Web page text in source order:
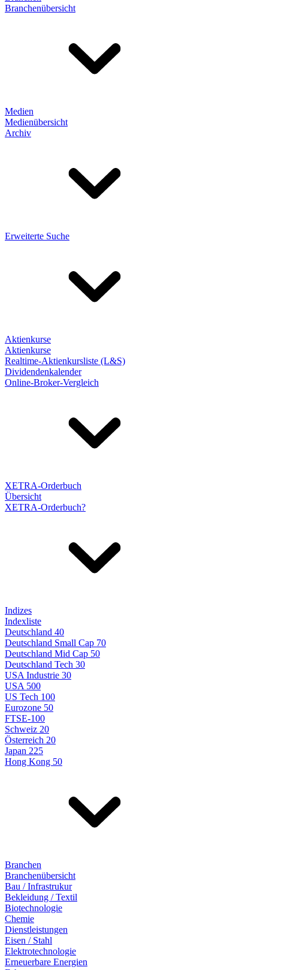
Branchenübersicht
Medien
Medienübersicht
Archiv
Erweiterte Suche
Aktienkurse
Aktienkurse
Realtime-Aktienkursliste (L&S)
Dividendenkalender
Online-Broker-Vergleich
XETRA-Orderbuch
Übersicht
XETRA-Orderbuch?
Indizes
Indexliste
Deutschland 40
Deutschland Small Cap 70
Deutschland Mid Cap 50
Deutschland Tech 30
USA Industrie 30
USA 500
US Tech 100
Eurozone 50
FTSE-100
Schweiz 20
Österreich 20
Japan 225
Hong Kong 50
Branchen
Branchenübersicht
Bau / Infrastrukur
Bekleidung / Textil
Biotechnologie
Chemie
Dienstleistungen
Eisen / Stahl
Elektrotechnologie
Erneuerbare Energien